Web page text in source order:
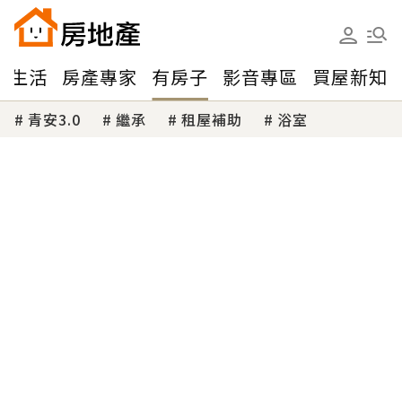
生活 房產專家 有房子 影音專區 買屋新知
青安3.0 繼承 租屋補助 浴室